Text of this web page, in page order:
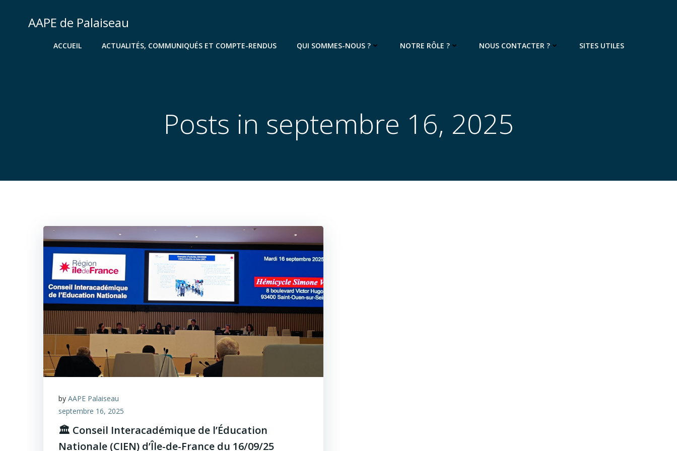
contenuAAPE de Palaiseau
ACCUEIL ACTUALITÉS, COMMUNIQUÉS ET COMPTE-RENDUS QUI SOMMES-NOUS ? NOTRE RÔLE ? NOUS CONTACTER ? SITES UTILES
Posts in septembre 16, 2025
by AAPE Palaiseau
septembre 16, 2025
🏛️ Conseil Interacadémique de l’Éducation
Nationale (CIEN) d’Île-de-France du 16/09/25